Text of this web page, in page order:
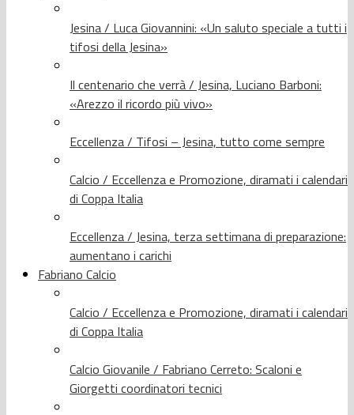
Jesina / Luca Giovannini: «Un saluto speciale a tutti i
tifosi della Jesina»
Il centenario che verrà / Jesina, Luciano Barboni:
«Arezzo il ricordo più vivo»
Eccellenza / Tifosi – Jesina, tutto come sempre
Calcio / Eccellenza e Promozione, diramati i calendari
di Coppa Italia
Eccellenza / Jesina, terza settimana di preparazione:
aumentano i carichi
Fabriano Calcio
Calcio / Eccellenza e Promozione, diramati i calendari
di Coppa Italia
Calcio Giovanile / Fabriano Cerreto: Scaloni e
Giorgetti coordinatori tecnici